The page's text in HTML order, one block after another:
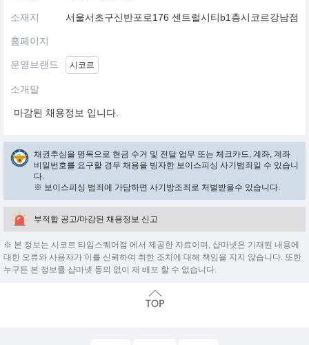
소재지 서울서초구신반포로176 센트럴시티b1층시코르강남점
홈페이지
운영브랜드 시코르
소개말
마감된 채용정보 입니다.
채권추심을 명목으로 현금 수거 및 전달 업무 또는 체크카드, 계좌, 계좌
비밀번호를 요구할 경우 채용을 빙자한 보이스피싱 사기범죄일 수 있습니
다.
※ 보이스피싱 범죄에 가담하면 사기방조죄로 처벌받을수 있습니다.
부적합 공고/마감된 채용정보 신고
※ 본 정보는 시코르 타임스퀘어점 에서 제공한 자료이며, 샵마넷은 기재된 내용에
대한 오류와 사용자가 이를 신뢰하여 취한 조치에 대해 책임을 지지 않습니다. 또한
누구든 본 정보를 샵마넷 동의 없이 재 배포 할 수 없습니다.